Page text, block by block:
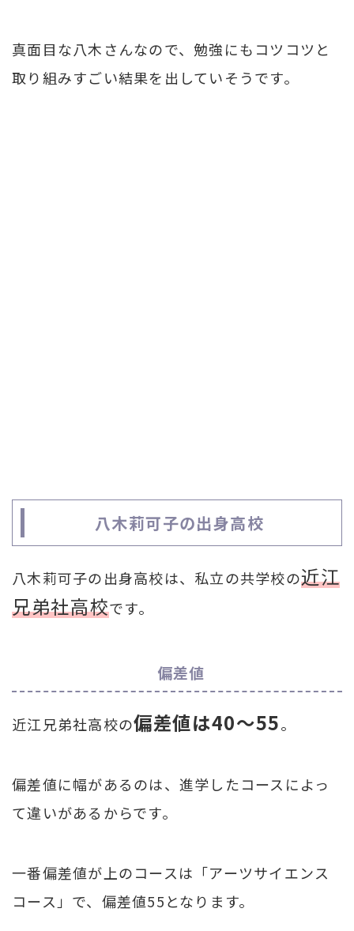
真面目な八木さんなので、勉強にもコツコツと
取り組みすごい結果を出していそうです。
八木莉可子の出身高校
八木莉可子の出身高校は、私立の共学校の近江
兄弟社高校です。
偏差値
近江兄弟社高校の偏差値は40～55。
偏差値に幅があるのは、進学したコースによっ
て違いがあるからです。
一番偏差値が上のコースは「アーツサイエンス
コース」で、偏差値55となります。